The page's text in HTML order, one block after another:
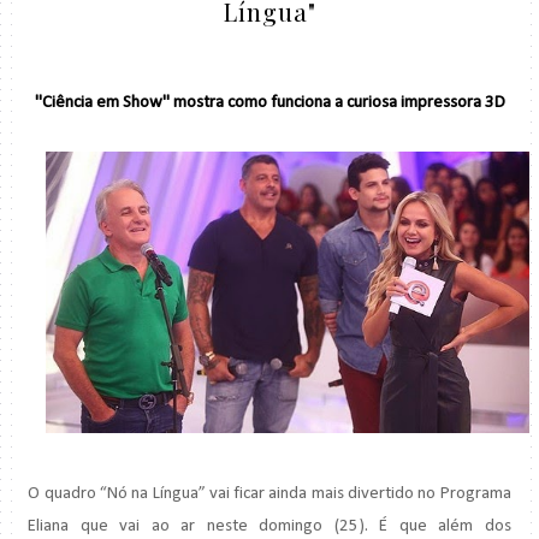
Língua"
"Ciência em Show" mostra como funciona a curiosa impressora 3D
O quadro “Nó na Língua” vai ficar ainda mais divertido no Programa
Eliana que vai ao ar neste domingo (25). É que além dos